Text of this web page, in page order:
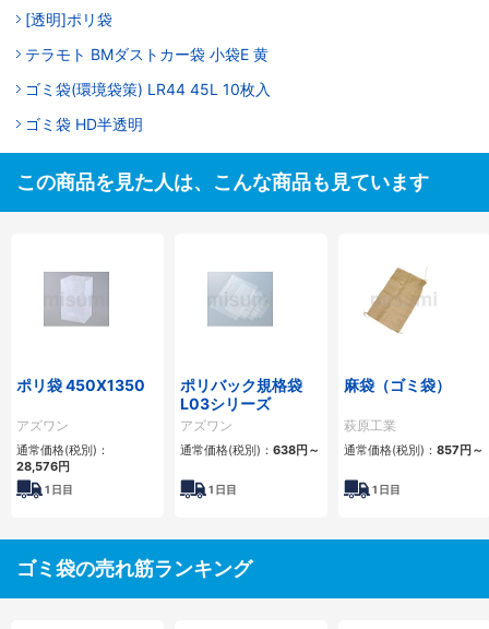
[透明]ポリ袋
テラモト BMダストカー袋 小袋E 黄
ゴミ袋(環境袋策) LR44 45L 10枚入
ゴミ袋 HD半透明
この商品を見た人は、こんな商品も見ています
ポリ袋 450X1350
アズワン
通常価格(税別)：
28,576円
1 日目
ポリバック規格袋
L03シリーズ
アズワン
通常価格(税別)： 638円 ～
1 日目
麻袋（ゴミ袋）
萩原工業
通常価格(税別)： 857円 ～
1 日目
ゴミ袋の売れ筋ランキング